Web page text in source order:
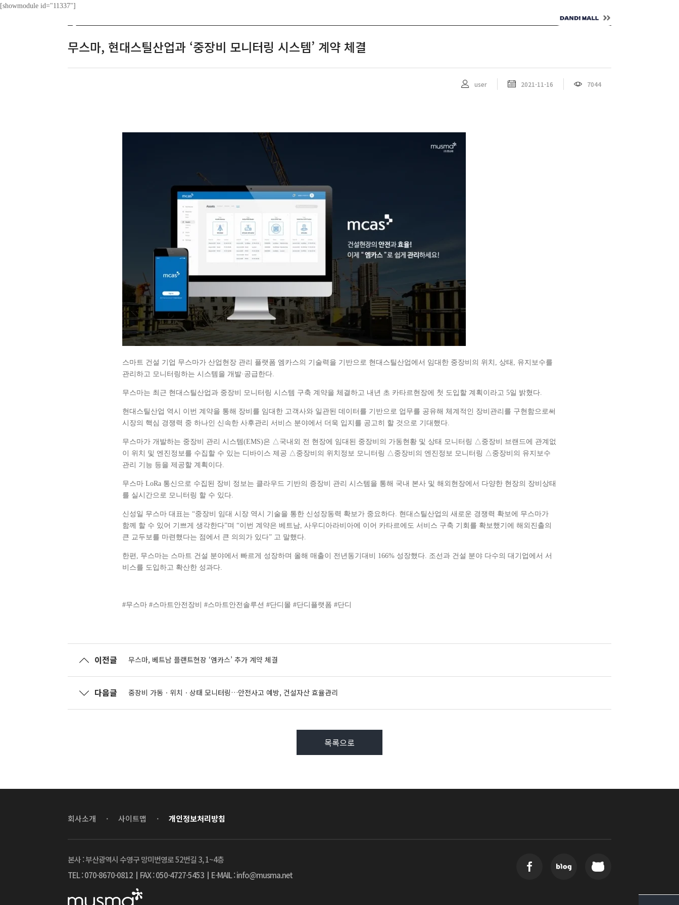
[showmodule id="11337"]
무스마, 현대스틸산업과 ‘중장비 모니터링 시스템’ 계약 체결
user 2021-11-16 7044
스마트 건설 기업 무스마가 산업현장 관리 플랫폼 엠카스의 기술력을 기반으로 현대스틸산업에서 임대한 중장비의 위치, 상태, 유지보수를
관리하고 모니터링하는 시스템을 개발·공급한다.
무스마는 최근 현대스틸산업과 중장비 모니터링 시스템 구축 계약을 체결하고 내년 초 카타르현장에 첫 도입할 계획이라고 5일 밝혔다.
현대스틸산업 역시 이번 계약을 통해 장비를 임대한 고객사와 일관된 데이터를 기반으로 업무를 공유해 체계적인 장비관리를 구현함으로써
시장의 핵심 경쟁력 중 하나인 신속한 사후관리 서비스 분야에서 더욱 입지를 공고히 할 것으로 기대했다.
무스마가 개발하는 중장비 관리 시스템(EMS)은 △국내외 전 현장에 임대된 중장비의 가동현황 및 상태 모니터링 △중장비 브랜드에 관계없
이 위치 및 엔진정보를 수집할 수 있는 디바이스 제공 △중장비의 위치정보 모니터링 △중장비의 엔진정보 모니터링 △중장비의 유지보수
관리 기능 등을 제공할 계획이다.
무스마 LoRa 통신으로 수집된 장비 정보는 클라우드 기반의 증장비 관리 시스템을 통해 국내 본사 및 해외현장에서 다양한 현장의 장비상태
를 실시간으로 모니터링 할 수 있다.
신성일 무스마 대표는 “중장비 임대 시장 역시 기술을 통한 신성장동력 확보가 중요하다. 현대스틸산업의 새로운 경쟁력 확보에 무스마가
함께 할 수 있어 기쁘게 생각한다”며 “이번 계약은 베트남, 사우디아라비아에 이어 카타르에도 서비스 구축 기회를 확보했기에 해외진출의
큰 교두보를 마련했다는 점에서 큰 의의가 있다” 고 말했다.
한편, 무스마는 스마트 건설 분야에서 빠르게 성장하며 올해 매출이 전년동기대비 166% 성장했다. 조선과 건설 분야 다수의 대기업에서 서
비스를 도입하고 확산한 성과다.
#무스마 #스마트안전장비 #스마트안전솔루션 #단디몰 #단디플랫폼 #단디
이전글 무스마, 베트남 플랜트현장 ‘엠카스’ 추가 계약 체결
다음글 중장비 가동ㆍ위치ㆍ상태 모니터링…안전사고 예방, 건설자산 효율관리
목록으로
회사소개 · 사이트맵 · 개인정보처리방침
본사 : 부산광역시 수영구 망미번영로 52번길 3, 1~4층
TEL : 070-8670-0812 ┃ FAX : 050-4727-5453 ┃ E-MAIL : info@musma.net